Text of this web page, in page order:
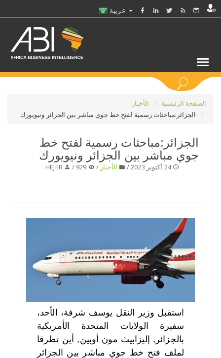
الصفحة الرئيسية
الأخبار
الجزائر:مباحثات رسمية لفتح خط جوي مباشر بين الجزائر ونيويورك
الجزائر:مباحثات رسمية لفتح خط
جوي مباشر بين الجزائر ونيويورك
24 أكتوبر 2023 / الأخبار /
HEJER
استقبل وزير النقل يوسف شرفة، الأحد،
سفيرة الولايات المتحدة الأمريكية
بالجزائر, إليزابيث مون أوبين, أين تطرقا
لملف فتح خط جوي مباشر بين الجزائر